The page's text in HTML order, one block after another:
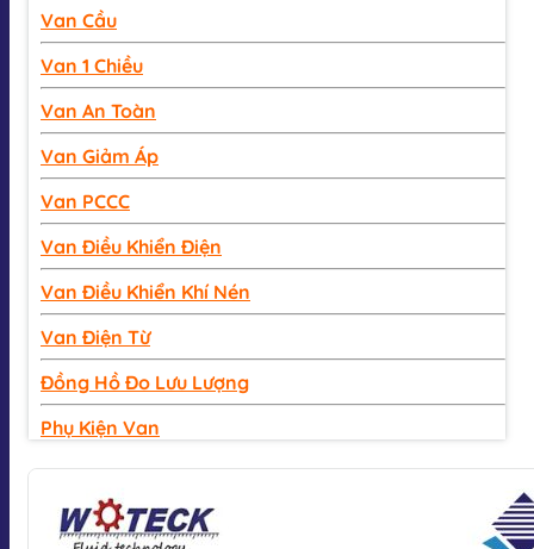
Van Cầu
Van 1 Chiều
Van An Toàn
Van Giảm Áp
Van PCCC
Van Điều Khiển Điện
Van Điều Khiển Khí Nén
Van Điện Từ
Đồng Hồ Đo Lưu Lượng
Phụ Kiện Van